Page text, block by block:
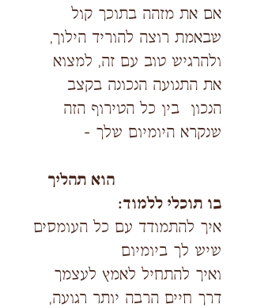
אם את מזהה בתוכך קול
שבאמת רוצה להוריד הילוך,
ולהרגיש טוב עם זה, למצוא
את התנועה הנכונה בקצב
הנכון בין כל הטירוף הזה
שנקרא היומיום שלך -
EFFORTLESS הוא תהליך
בו תוכלי ללמוד:
איך להתמודד עם כל העומסים
שיש לך ביומיום
ואיך להתחיל לאמץ לעצמך
דרך חיים הרבה יותר רגועה,